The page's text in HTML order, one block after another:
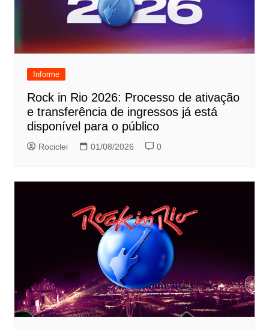
Informe
Rock in Rio 2026: Processo de ativação
e transferência de ingressos já está
disponível para o público
Rociclei 01/08/2026 0